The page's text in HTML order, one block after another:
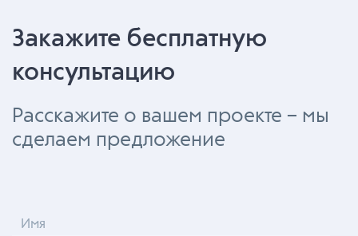
Закажите бесплатную
консультацию
Расскажите о вашем проекте – мы
сделаем предложение
Имя